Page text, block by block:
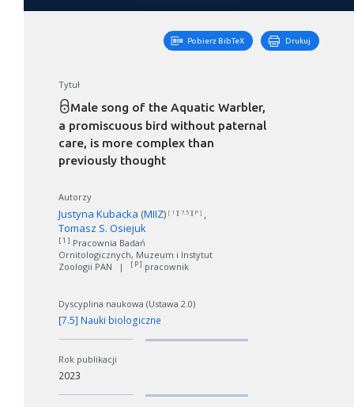
Pobierz BibTeX Drukuj
Tytuł
Male song of the Aquatic Warbler,
a promiscuous bird without paternal
care, is more complex than
previously thought
Autorzy
Justyna Kubacka (MIIZ) [ 1 ][ 7.5 ][ P ]
Tomasz S. Osiejuk
[ 1 ] Pracownia Badań
Ornitologicznych, Muzeum i Instytut
Zoologii PAN
| [ P ] pracownik
Dyscyplina naukowa (Ustawa 2.0)
[7.5] Nauki biologiczne
Rok publikacji
2023